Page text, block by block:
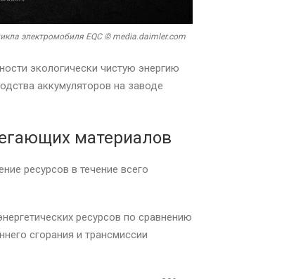
электромобиля EQC © media.daimler.com
экологически чистую энергию
аккумуляторов на заводе
материалов
ресурсов в течение всего
ресурсов по сравнению
сгорания и трансмиссии